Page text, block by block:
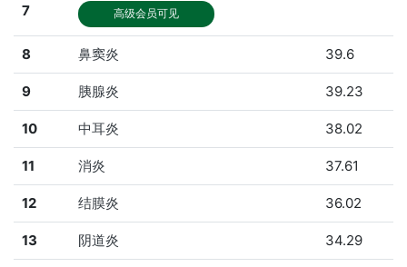
7 高级会员可见
8 鼻窦炎 39.6
9 胰腺炎 39.23
10 中耳炎 38.02
11 消炎 37.61
12 结膜炎 36.02
13 阴道炎 34.29